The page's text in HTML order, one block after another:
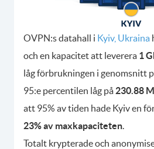
OVPN:s datahall i Kyiv, Ukraina
och en kapacitet att leverera 1
låg förbrukningen i genomsnitt
95:e percentilen låg på 230.88
att 95% av tiden hade Kyiv en
23% av maxkapaciteten
Totalt krypterade och